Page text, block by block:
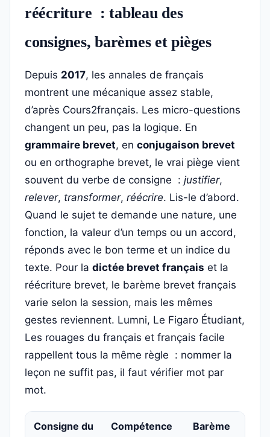
réécriture : tableau des
consignes, barèmes et pièges
Depuis 2017, les annales de français
montrent une mécanique assez stable,
d’après Cours2français. Les micro-questions
changent un peu, pas la logique. En
grammaire brevet, en conjugaison brevet
ou en orthographe brevet, le vrai piège vient
souvent du verbe de consigne : justifier,
relever, transformer, réécrire. Lis-le d’abord.
Quand le sujet te demande une nature, une
fonction, la valeur d’un temps ou un accord,
réponds avec le bon terme et un indice du
texte. Pour la dictée brevet français et la
réécriture brevet, le barème brevet français
varie selon la session, mais les mêmes
gestes reviennent. Lumni, Le Figaro Étudiant,
Les rouages du français et français facile
rappellent tous la même règle : nommer la
leçon ne suffit pas, il faut vérifier mot par
mot.
Consigne du
Compétence
Barème